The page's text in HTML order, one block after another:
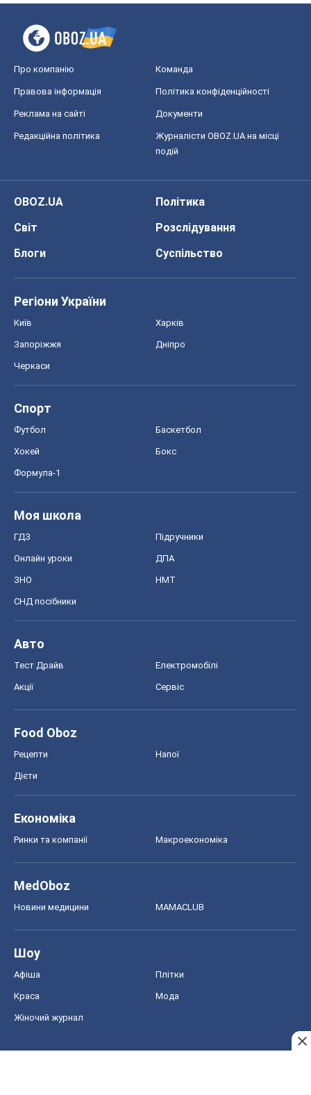
Про компанію Команда
Правова інформація Політика конфіденційності
Реклама на сайті Документи
Редакційна політика
Журналісти OBOZ.UA на місці
подій
OBOZ.UA
Політика
Світ
Розслідування
Блоги
Суспільство
Регіони України
Київ Харків
Запоріжжя Дніпро
Черкаси
Спорт
Футбол Баскетбол
Хокей Бокс
Формула-1
Моя школа
ГДЗ Підручники
Онлайн уроки ДПА
ЗНО НМТ
СНД посібники
Авто
Тест Драйв Електромобілі
Акції Сервіс
Food Oboz
Рецепти Напої
Дієти
Економіка
Ринки та компанії Макроекономіка
MedOboz
Новини медицини MAMACLUB
Шоу
Афіша Плітки
Краса Мода
Жіночий журнал